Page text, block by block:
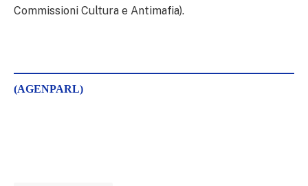
Commissioni Cultura e Antimafia).
(AGENPARL)